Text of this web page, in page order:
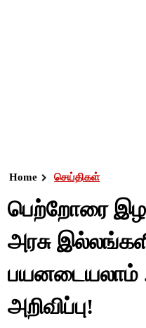
Home செய்திகள்
பெற்றோரை
அரசு
பயனடையலாம்
அறிவிப்பு!